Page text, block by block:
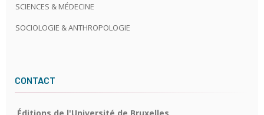
SCIENCES & MÉDECINE
SOCIOLOGIE & ANTHROPOLOGIE
CONTACT